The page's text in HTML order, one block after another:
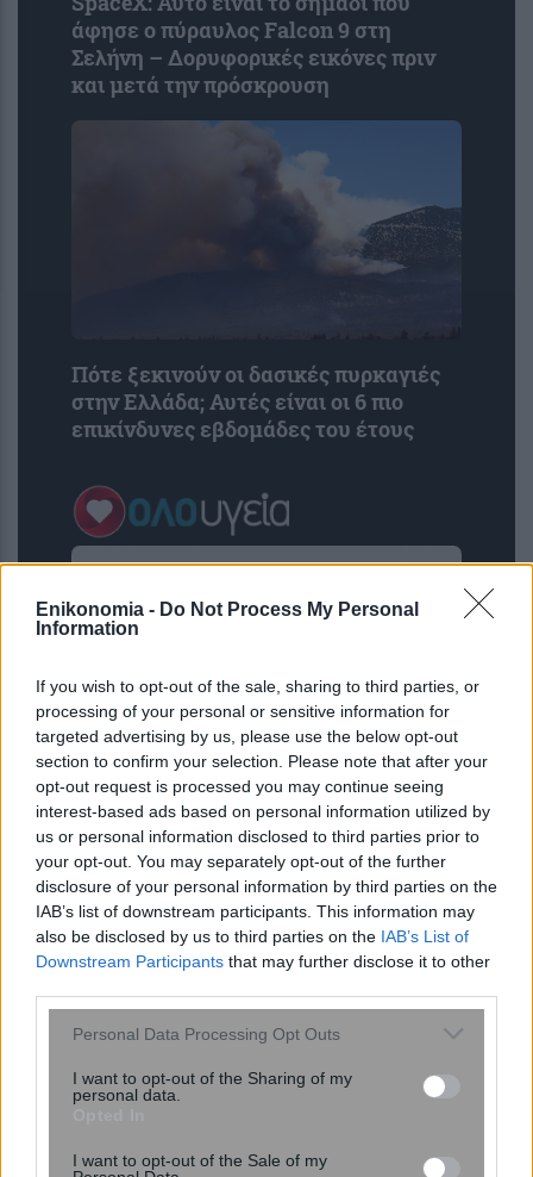
Enikonomia - Do Not Process My Personal
Information
If you wish to opt-out of the sale, sharing to third parties, or
processing of your personal or sensitive information for
targeted advertising by us, please use the below opt-out
section to confirm your selection. Please note that after your
opt-out request is processed you may continue seeing
interest-based ads based on personal information utilized by
us or personal information disclosed to third parties prior to
your opt-out. You may separately opt-out of the further
disclosure of your personal information by third parties on the
IAB’s list of downstream participants. This information may
also be disclosed by us to third parties on the IAB’s List of
Downstream Participants that may further disclose it to other
Please note that this website/app uses one or more Google
not limited to your visit or usage behaviour. You may click to
grant or deny consent to Google and its third-party tags to
consent section.
Personal Data Processing Opt Outs
I want to opt-out of the Sharing of my
personal data.
I want to opt-out of the Sale of my
άφησε ο πύραυλος Falcon 9 στη
Σελήνη – Δορυφορικές εικόνες πριν
και μετά την πρόσκρουση
Πότε ξεκινούν οι δασικές πυρκαγιές
στην Ελλάδα; Αυτές είναι οι 6 πιο
επικίνδυνες εβδομάδες του έτους
ΠΙΣ: Η Προσωρινή Διοικούσα
Επιτροπή δεσμεύεται για εκλογές με
πλήρη νομιμότητα και διαφάνεια
ιστορία της γυναίκας που νίκησε τα